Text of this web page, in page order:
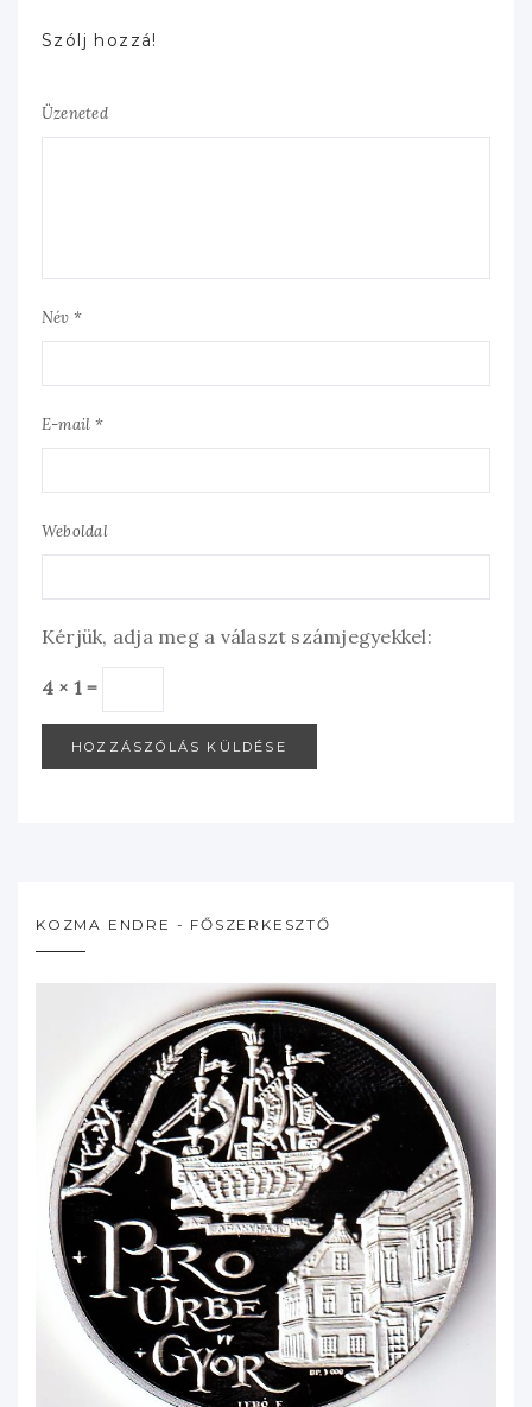
Szólj hozzá!
Üzeneted
Név *
E-mail *
Weboldal
Kérjük, adja meg a választ számjegyekkel:
4 × 1 =
KOZMA ENDRE - FŐSZERKESZTŐ